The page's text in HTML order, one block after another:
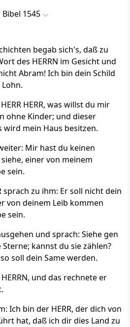
1545
begab sich's, daß zu
des HERRN im Gesicht und
Abram! Ich bin dein Schild
HERR, was willst du mir
ohne Kinder; und dieser
wird mein Haus besitzen.
Mir hast du keinen
einer von meinem
sein.
sprach zu ihm: Er soll nicht dein
von deinem Leib kommen
sein.
und sprach: Siehe gen
kannst du sie zählen?
soll dein Same werden.
und das rechnete er
Ich bin der HERR, der dich von
hat, daß ich dir dies Land zu